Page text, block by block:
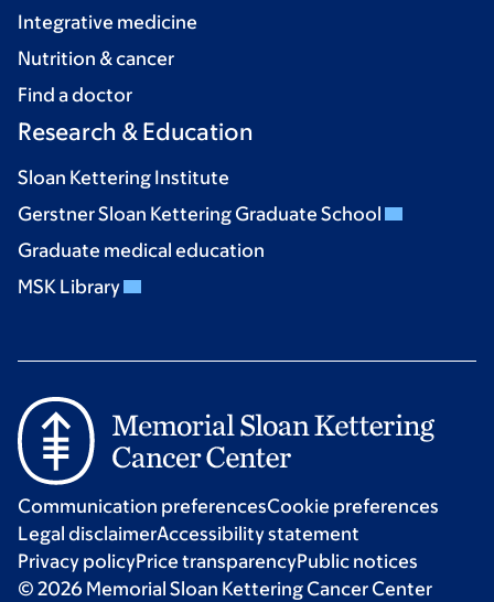
Integrative medicine
Nutrition & cancer
Find a doctor
Research & Education
Sloan Kettering Institute
Gerstner Sloan Kettering Graduate School
Graduate medical education
MSK Library
Communication preferencesCookie preferences
Legal disclaimerAccessibility statement
Privacy policyPrice transparencyPublic notices
© 2026 Memorial Sloan Kettering Cancer Center